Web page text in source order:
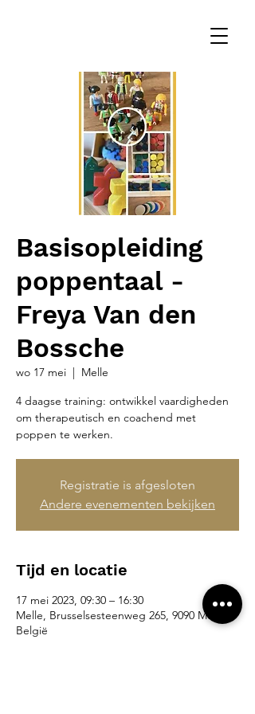
Basisopleiding
poppentaal -
Freya Van den
Bossche
wo 17 mei
  |
Melle
4 daagse training: ontwikkel vaardigheden
om therapeutisch en coachend met
poppen te werken.
Registratie is afgesloten
Andere evenementen bekijken
Tijd en locatie
17 mei 2023, 09:30 – 16:30
Melle, Brusselsesteenweg 265, 9090 Melle,
België